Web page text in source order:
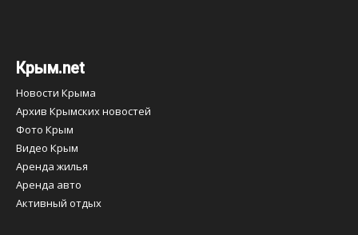
Крым.net
Новости Крыма
Архив Крымских новостей
Фото Крым
Видео Крым
Аренда жилья
Аренда авто
Активный отдых